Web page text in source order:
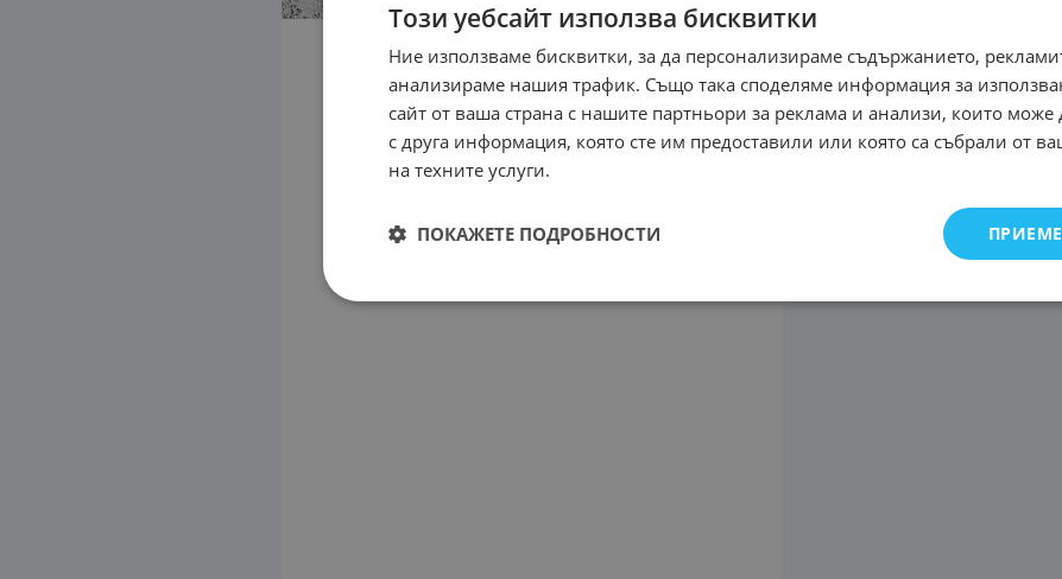
Този уебсайт използва бисквитки
Ние използваме бисквитки, за да персонализираме съдържанието,
анализираме нашия трафик. Също така споделяме информация за
сайт от ваша страна с нашите партньори за реклама и анализи, които
с друга информация, която сте им предоставили или която са събрали от
на техните услуги.
ПОКАЖЕТЕ ПОДРОБНОСТИ